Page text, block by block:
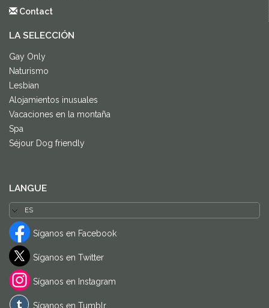
Contact
LA SELECCIÓN
Gay Only
Naturismo
Lesbian
Alojamientos inusuales
Vacaciones en la montaña
Spa
Séjour Dog friendly
LANGUE
Síganos en Facebook
Síganos en Twitter
Síganos en Instagram
Síganos en Tumblr